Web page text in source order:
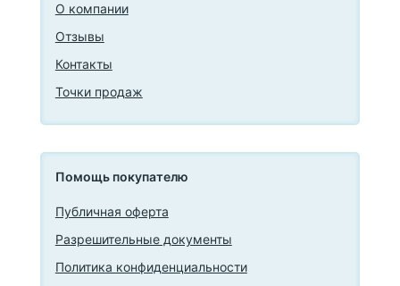
О компании
Отзывы
Контакты
Точки продаж
Помощь покупателю
Публичная оферта
Разрешительные документы
Политика конфиденциальности